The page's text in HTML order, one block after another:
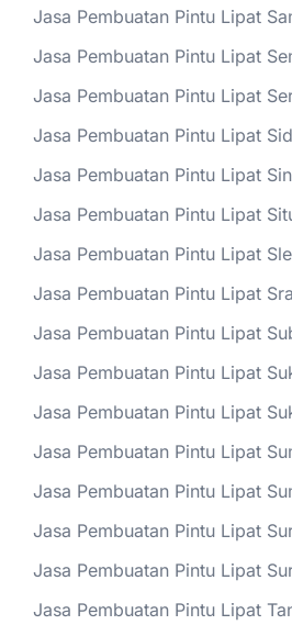
Jasa Pembuatan Pintu Lipat
Jasa Pembuatan Pintu Lipat
Jasa Pembuatan Pintu Lipat
Jasa Pembuatan Pintu Lipat
Jasa Pembuatan Pintu Lipat
Jasa Pembuatan Pintu Lipat
Jasa Pembuatan Pintu Lipat
Jasa Pembuatan Pintu Lipat
Jasa Pembuatan Pintu Lipat
Jasa Pembuatan Pintu Lipat
Jasa Pembuatan Pintu Lipat
Jasa Pembuatan Pintu Lipat
Jasa Pembuatan Pintu Lipat
Jasa Pembuatan Pintu Lipat
Jasa Pembuatan Pintu Lipat
Jasa Pembuatan Pintu Lipat